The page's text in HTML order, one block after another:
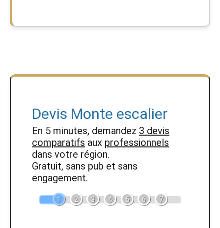
Devis Monte escalier
En 5 minutes, demandez 3 devis
comparatifs aux professionnels
dans votre région.
Gratuit, sans pub et sans
engagement.
1 2 3 4 5 6 7